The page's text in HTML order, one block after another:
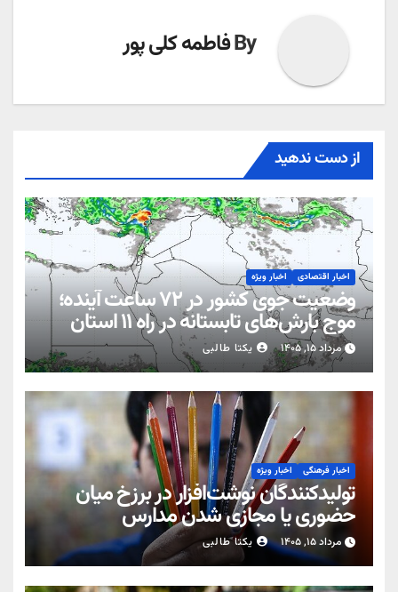
Byفاطمه کلی پور
از دست ندهید
اخبار اقتصادی اخبار ویژه
وضعیت جوی کشور در ۷۲ ساعت آینده؛
موج بارش‌های تابستانه در راه ۱۱ استان
مرداد ۱۵, ۱۴۰۵ یکتا طالبی
اخبار فرهنگی اخبار ویژه
تولیدکنندگان نوشت‌افزار در برزخ میان
حضوری یا مجازی شدن مدارس
مرداد ۱۵, ۱۴۰۵ یکتا طالبی